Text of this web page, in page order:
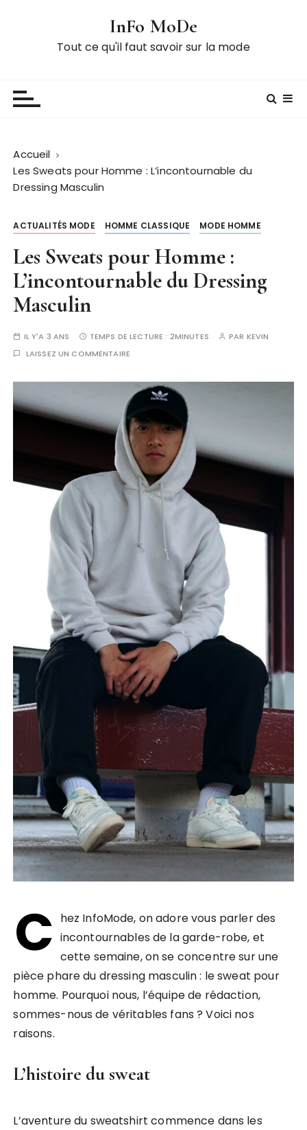
InFo MoDe
Tout ce qu'il faut savoir sur la mode
Accueil
Les Sweats pour Homme : L’incontournable du
Dressing Masculin
ACTUALITÉS MODE HOMME CLASSIQUE MODE HOMME
Les Sweats pour Homme :
L’incontournable du Dressing
Masculin
IL Y'A 3 ANS TEMPS DE LECTURE : 2MINUTES PAR KEVIN
LAISSEZ UN COMMENTAIRE
C hez InfoMode, on adore vous parler des
incontournables de la garde-robe, et
cette semaine, on se concentre sur une
pièce phare du dressing masculin : le sweat pour
homme. Pourquoi nous, l’équipe de rédaction,
sommes-nous de véritables fans ? Voici nos
raisons.
L’histoire du sweat
L’aventure du sweatshirt commence dans les